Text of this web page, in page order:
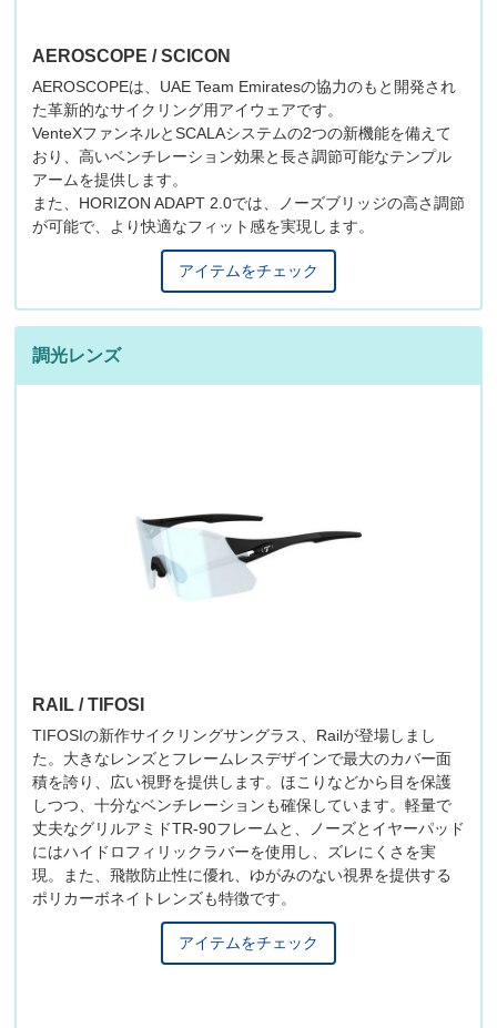
AEROSCOPE / SCICON
AEROSCOPEは、UAE Team Emiratesの協力のもと開発され
た革新的なサイクリング用アイウェアです。
VenteXファンネルとSCALAシステムの2つの新機能を備えて
おり、高いベンチレーション効果と長さ調節可能なテンプル
アームを提供します。
また、HORIZON ADAPT 2.0では、ノーズブリッジの高さ調節
が可能で、より快適なフィット感を実現します。
アイテムをチェック
調光レンズ
RAIL / TIFOSI
TIFOSIの新作サイクリングサングラス、Railが登場しまし
た。大きなレンズとフレームレスデザインで最大のカバー面
積を誇り、広い視野を提供します。ほこりなどから目を保護
しつつ、十分なベンチレーションも確保しています。軽量で
丈夫なグリルアミドTR-90フレームと、ノーズとイヤーパッド
にはハイドロフィリックラバーを使用し、ズレにくさを実
現。また、飛散防止性に優れ、ゆがみのない視界を提供する
ポリカーボネイトレンズも特徴です。
アイテムをチェック